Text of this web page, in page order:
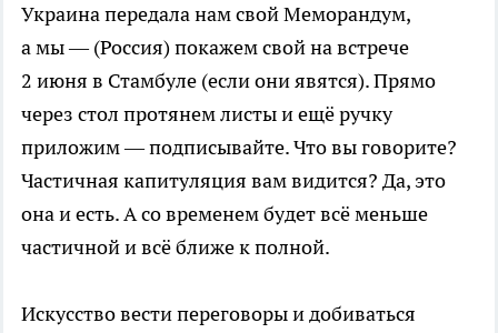
Украина передала нам свой Меморандум,
а мы — (Россия) покажем свой на встрече
2 июня в Стамбуле (если они явятся). Прямо
через стол протянем листы и ещё ручку
приложим — подписывайте. Что вы говорите?
Частичная капитуляция вам видится? Да, это
она и есть. А со временем будет всё меньше
частичной и всё ближе к полной.
Искусство вести переговоры и добиваться